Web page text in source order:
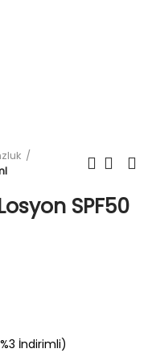
SPF50
İndirimli)